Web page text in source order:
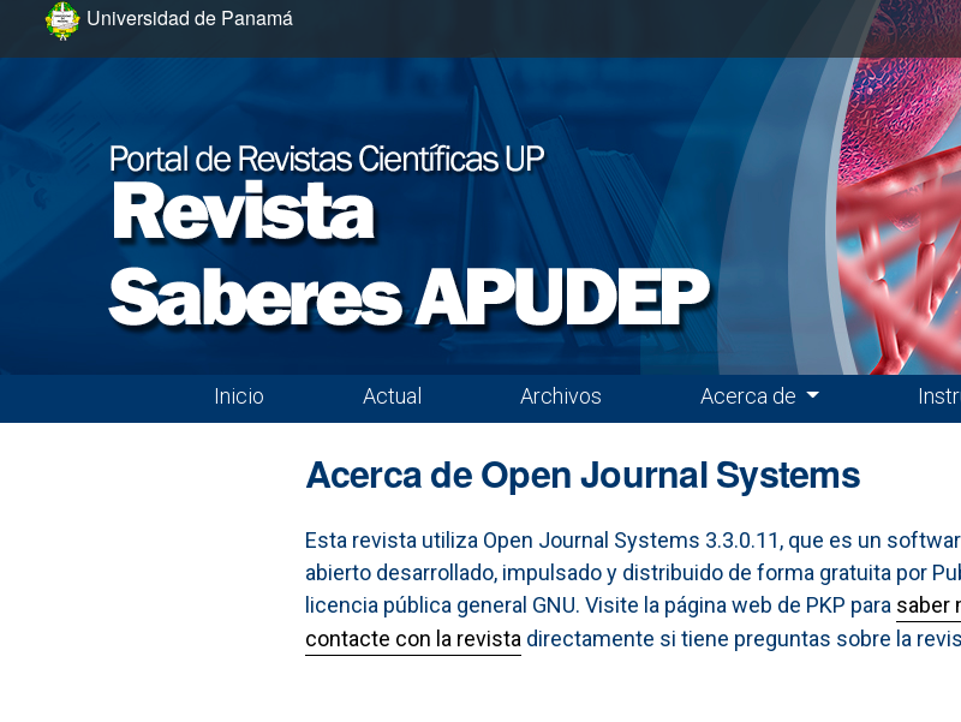
Ir al menú de navegación principal
Ir al contenido principal
Ir al pie de página del sitio
Universidad de Panamá
Menú principal
Inicio Actual Archivos Acerca de
Acerca de Open Journal Systems
Esta revista utiliza Open Journal Systems 3.3.0.11, que es un
abierto desarrollado, impulsado y distribuido de forma gratuita por
licencia pública general GNU. Visite la página web de PKP para saber
contacte con la revista directamente si tiene preguntas sobre la